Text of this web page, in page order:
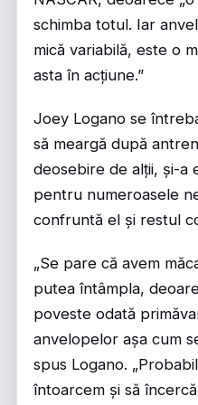
schimba totul. Iar
mică variabilă, este o
asta în acțiune.”
Joey Logano se
să meargă după
deosebire de alții, și-a
pentru numeroasele
confruntă el și restul
„Se pare că avem
putea întâmpla,
poveste odată
anvelopelor așa cum
spus Logano.
întoarcem și să